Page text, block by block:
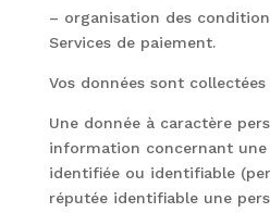
– organisation des
Services de paiement.
Vos données sont collectées
Une donnée à caractère
information concernant une
identifiée ou identifiable
réputée identifiable une